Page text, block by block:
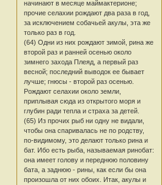
начинают в месяце маймактерионе;
прочие селахии рождают два раза в год,
за исключением собачьей акулы, эта же
только раз в год.
(64) Одни из них рождают зимой, рина же
второй раз и ранней осенью около
зимнего захода Плеяд, а первый раз
весной; последний выводок ее бывает
лучше; гнюсы - второй раз осенью.
Рождают селахии около земли,
приплывая сюда из открытого моря и
глубин ради тепла и страха за детей.
(65) Из прочих рыб ни одну не видали,
чтобы она спаривалась не по родству,
по-видимому, это делают только рина и
бат. Ибо есть рыба, называемая ринобат:
она имеет голову и переднюю половину
бата, а заднюю - рины, как если бы она
произошла от них обоих. Итак, акулы и